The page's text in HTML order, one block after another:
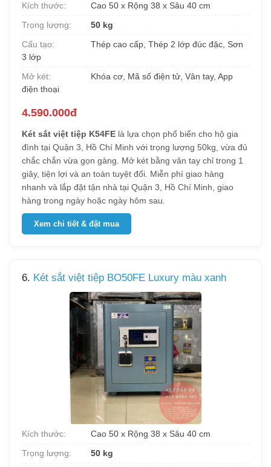
Kích thước:
Cao 50 x Rộng 38 x Sâu 40 cm
Trọng lượng:
50 kg
Cấu tạo:
Thép cao cấp, Thép 2 lớp đúc đặc, Sơn
3 lớp
Mở két:
Khóa cơ, Mã số điện tử, Vân tay, App
điện thoại
4.590.000đ
Két sắt việt tiệp K54FE là lựa chọn phổ biến cho hộ gia
đình tại Quận 3, Hồ Chí Minh với trọng lượng 50kg, vừa đủ
chắc chắn vừa gọn gàng. Mở két bằng vân tay chỉ trong 1
giây, tiện lợi và an toàn tuyệt đối. Miễn phí giao hàng
nhanh và lắp đặt tận nhà tại Quận 3, Hồ Chí Minh, giao
hàng trong ngày hoặc ngày hôm sau.
Xem chi tiết & đặt mua
6. Két sắt việt tiệp BO50FE Luxury màu xanh
Kích thước:
Cao 50 x Rộng 38 x Sâu 40 cm
Trọng lượng:
50 kg